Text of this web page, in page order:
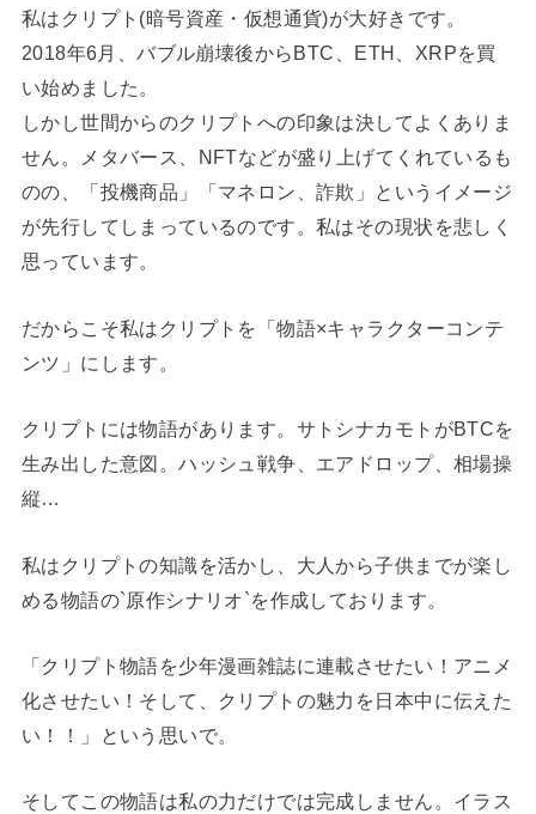
私はクリプト(暗号資産・仮想通貨)が大好きです。
2018年6月、バブル崩壊後からBTC、ETH、XRPを買
い始めました。
しかし世間からのクリプトへの印象は決してよくありま
せん。メタバース、NFTなどが盛り上げてくれているも
のの、「投機商品」「マネロン、詐欺」というイメージ
が先行してしまっているのです。私はその現状を悲しく
思っています。
だからこそ私はクリプトを「物語×キャラクターコンテ
ンツ」にします。
クリプトには物語があります。サトシナカモトがBTCを
生み出した意図。ハッシュ戦争、エアドロップ、相場操
縦…
私はクリプトの知識を活かし、大人から子供までが楽し
める物語の`原作シナリオ`を作成しております。
「クリプト物語を少年漫画雑誌に連載させたい！アニメ
化させたい！そして、クリプトの魅力を日本中に伝えた
い！！」という思いで。
そしてこの物語は私の力だけでは完成しません。イラス